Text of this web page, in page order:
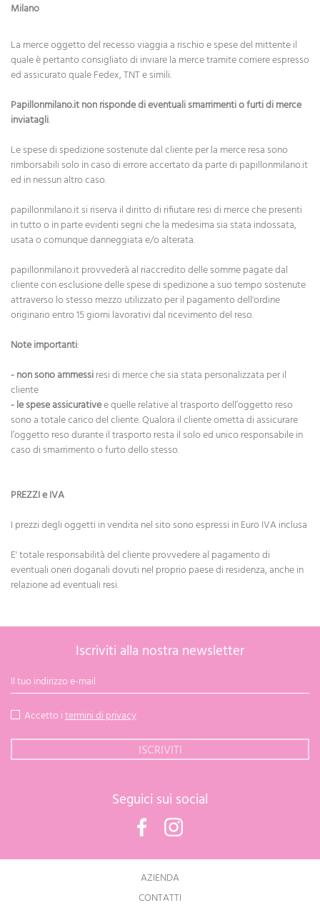
Milano
La merce oggetto del recesso viaggia a rischio e spese del mittente il
quale è pertanto consigliato di inviare la merce tramite corriere espresso
ed assicurato quale Fedex, TNT e simili.
Papillonmilano.it non risponde di eventuali smarrimenti o furti di merce
inviatagli.
Le spese di spedizione sostenute dal cliente per la merce resa sono
rimborsabili solo in caso di errore accertato da parte di papillonmilano.it
ed in nessun altro caso.
papillonmilano.it si riserva il diritto di rifiutare resi di merce che presenti
in tutto o in parte evidenti segni che la medesima sia stata indossata,
usata o comunque danneggiata e/o alterata.
papillonmilano.it provvederà al riaccredito delle somme pagate dal
cliente con esclusione delle spese di spedizione a suo tempo sostenute
attraverso lo stesso mezzo utilizzato per il pagamento dell'ordine
originario entro 15 giorni lavorativi dal ricevimento del reso.
Note importanti:
-non sono ammessiresi di merce che sia stata personalizzata per il
cliente
-le spese assicurativee quelle relative al trasporto dell’oggetto reso
sono a totale carico del cliente. Qualora il cliente ometta di assicurare
l’oggetto reso durante il trasporto resta il solo ed unico responsabile in
caso di smarrimento o furto dello stesso.
PREZZI e IVA
I prezzi degli oggetti in vendita nel sito sono espressi in Euro IVA inclusa
E' totale responsabilità del cliente provvedere al pagamento di
eventuali oneri doganali dovuti nel proprio paese di residenza, anche in
relazione ad eventuali resi.
Iscriviti alla nostra newsletter
Accetto itermini di privacy
Seguici sui social
Facebook
AZIENDA
CONTATTI